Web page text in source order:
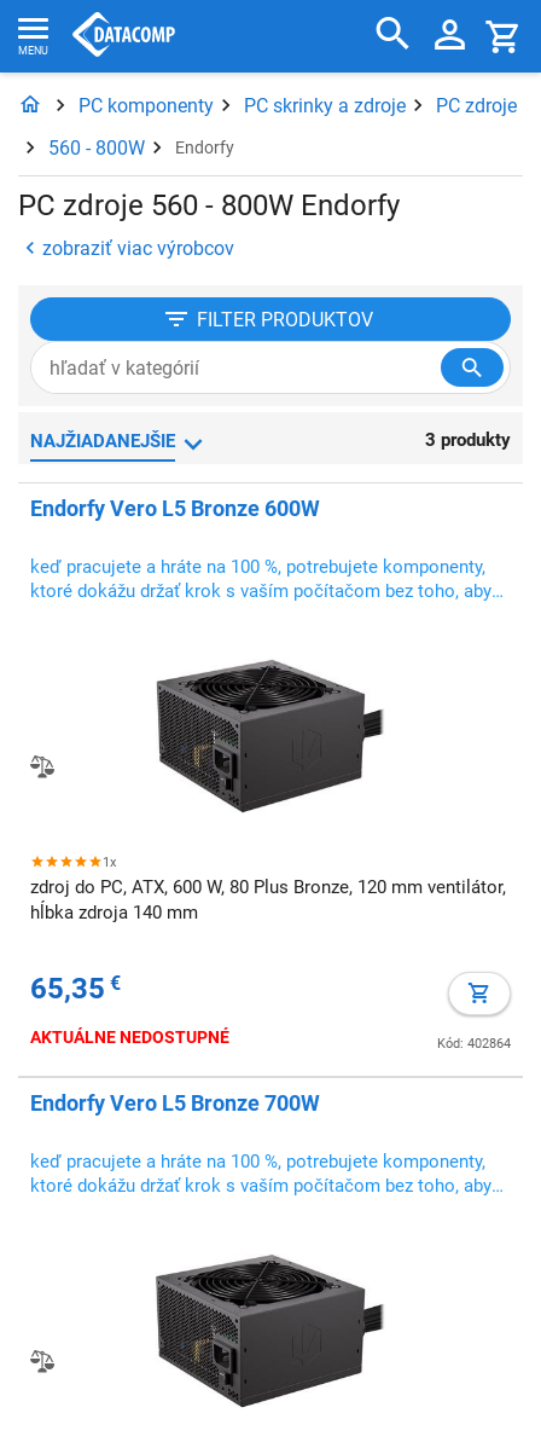
PC komponenty PC skrinky a zdroje
PC zdroje
560 - 800W
Endorfy
PC zdroje 560 - 800W Endorfy
zobraziť viac výrobcov
FILTER PRODUKTOV
NAJŽIADANEJŠIE 3 produkty
Endorfy Vero L5 Bronze 600W
keď pracujete a hráte na 100 %, potrebujete komponenty,
ktoré dokážu držať krok s vaším počítačom bez toho, aby
1x
zdroj do PC, ATX, 600 W, 80 Plus Bronze, 120 mm ventilátor,
hĺbka zdroja 140 mm
65,35 €
Kód: 402864
AKTUÁLNE NEDOSTUPNÉ
Endorfy Vero L5 Bronze 700W
keď pracujete a hráte na 100 %, potrebujete komponenty,
ktoré dokážu držať krok s vaším počítačom bez toho, aby